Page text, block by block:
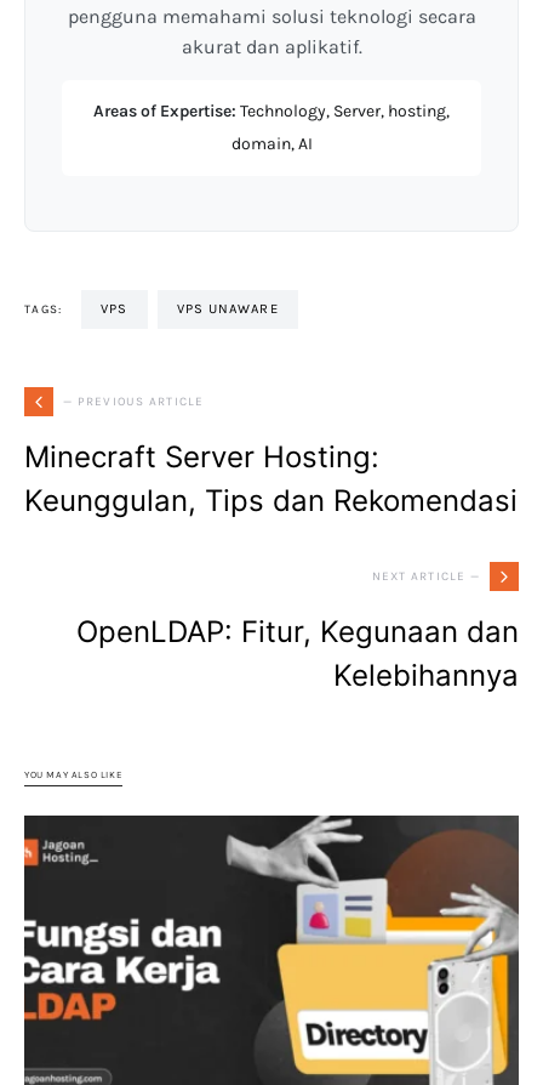
pengguna memahami solusi teknologi secara
akurat dan aplikatif.
Areas of Expertise: Technology, Server, hosting,
domain, AI
TAGS: VPS VPS UNAWARE
— PREVIOUS ARTICLE
Minecraft Server Hosting:
Keunggulan, Tips dan Rekomendasi
NEXT ARTICLE —
OpenLDAP: Fitur, Kegunaan dan
Kelebihannya
YOU MAY ALSO LIKE